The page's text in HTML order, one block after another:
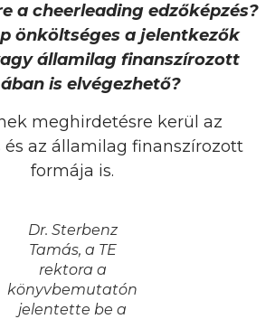
a cheerleading edzőképzés?
önköltséges a jelentkezők
államilag finanszírozott
is elvégezhető?
meghirdetésre kerül az
és az államilag finanszírozott
formája is.
Dr. Sterbenz
Tamás, a TE
rektora a
könyvbemutatón
jelentette be a